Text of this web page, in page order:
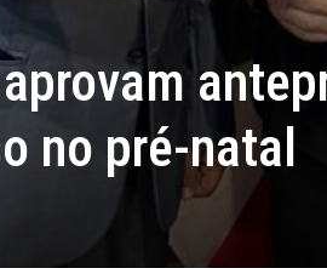
no pré-natal